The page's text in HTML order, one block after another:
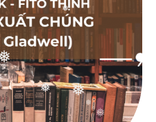
❅
❅